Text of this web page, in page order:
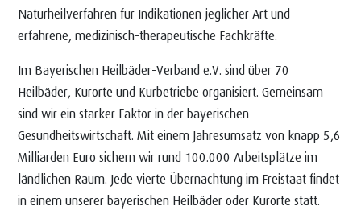
Naturheilverfahren für Indikationen jeglicher Art und
erfahrene, medizinisch-therapeutische Fachkräfte.
Im Bayerischen Heilbäder-Verband e.V. sind über 70
Heilbäder, Kurorte und Kurbetriebe organisiert. Gemeinsam
sind wir ein starker Faktor in der bayerischen
Gesundheitswirtschaft. Mit einem Jahresumsatz von knapp 5,6
Milliarden Euro sichern wir rund 100.000 Arbeitsplätze im
ländlichen Raum. Jede vierte Übernachtung im Freistaat findet
in einem unserer bayerischen Heilbäder oder Kurorte statt.